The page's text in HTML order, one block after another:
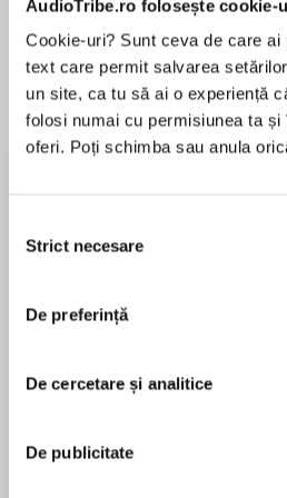
AudioTribe.ro folosește cookie-
Cookie-uri? Sunt ceva de care
text care permit salvarea
un site, ca tu să ai o experiență
folosi numai cu permisiunea ta
oferi. Poți schimba sau anula
consimțământului
Strict necesare
De preferință
De cercetare și analitice
De publicitate
Desprecarte
A mesmerizing new
Cox –the country’s
students are living next
woman. She never opens
and rarely ventures out in
watches them from behind
One evening, while the
woman can be heard
stops, the voice continues
pentru această carte
Josephine Cox was born in